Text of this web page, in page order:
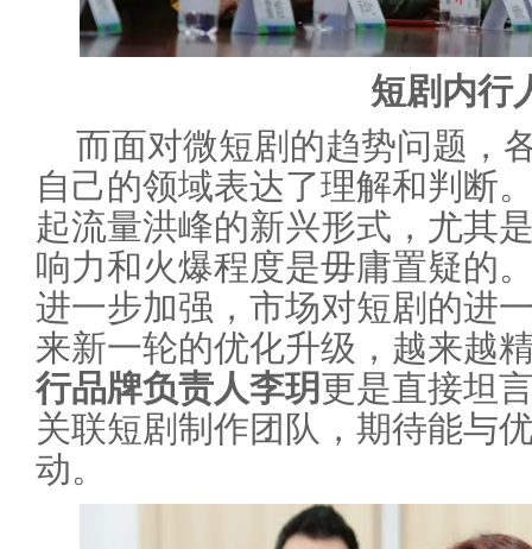
短剧内行
而面对微短剧的趋势问题，
自己的领域表达了理解和判断
起流量洪峰的新兴形式，尤其
响力和火爆程度是毋庸置疑的
进一步加强，市场对短剧的进
来新一轮的优化升级，越来越
行品牌负责人李玥更是直接坦
关联短剧制作团队，期待能与
动。